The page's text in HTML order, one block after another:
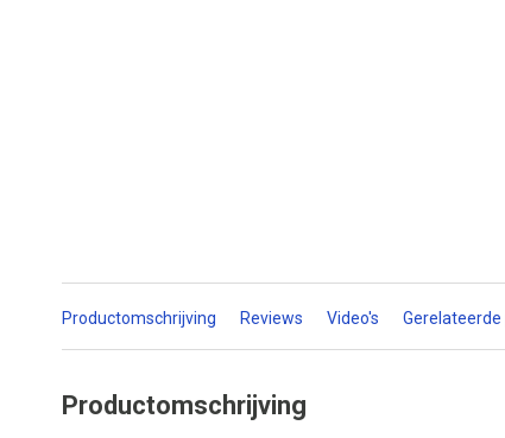
Productomschrijving Reviews Video's
Productomschrijving